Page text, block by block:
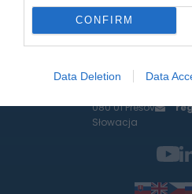
CONFIRM
Data Deletion Data
080 01 Prešov
Słowacja
Produkty i usługi